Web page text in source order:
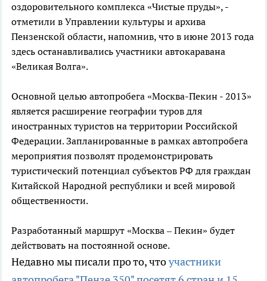
оздоровительного комплекса «Чистые пруды», -
отметили в Управлении культуры и архива
Пензенской области, напомнив, что в июне 2013 года
здесь останавливались участники автокаравана
«Великая Волга».
Основной целью автопробега «Москва-Пекин - 2013»
является расширение географии туров для
иностранных туристов на территории Российской
Федерации. Запланированные в рамках автопробега
мероприятия позволят продемонстрировать
туристический потенциал субъектов РФ для граждан
Китайской Народной республики и всей мировой
общественности.
Разработанный маршрут «Москва – Пекин» будет
действовать на постоянной основе.
Недавно мы писали про то, чтоучастники